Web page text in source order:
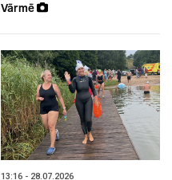
Vārmē
13:16 - 28.07.2026